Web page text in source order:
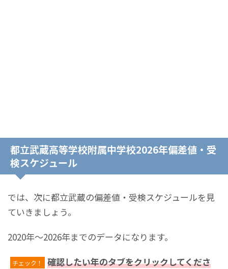
都立武蔵高等学校附属中学校2026年偏差値・受
検スケジュール
では、次に都立武蔵の偏差値・受検スケジュールを見
ていきましょう。
2020年～2026年までのデータになります。
チェック！ 確認したい年のタブをクリックしてくださ